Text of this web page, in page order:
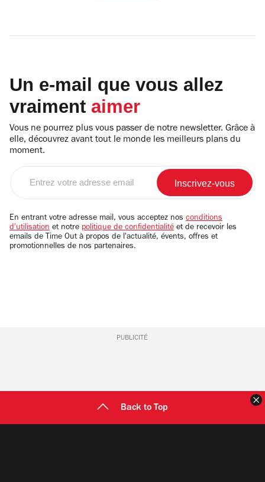
Un e-mail que vous allez
vraiment aimer
Vous ne pourrez plus vous passer de notre newsletter. Grâce à
elle, découvrez avant tout le monde les meilleurs plans du
moment.
email
En entrant votre adresse mail, vous acceptez nos conditions
d'utilisation et notre politique de confidentialité et de recevoir les
emails de Time Out à propos de l'actualité, évents, offres et
promotionnelles de nos partenaires.
PUBLICITÉ
Back to Top